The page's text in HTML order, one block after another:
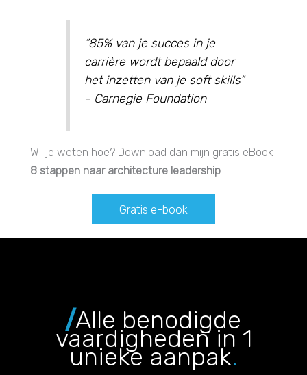
“85% van je succes in je
carrière wordt bepaald door
het inzetten van je soft skills”
- Carnegie Foundation
Wil je weten hoe? Download dan mijn gratis eBook
8 stappen naar architecture leadership
Gratis e-book
/Alle benodigde
vaardigheden in 1
unieke aanpak.